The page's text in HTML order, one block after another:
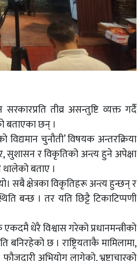
तीव्र असन्तुष्टि व्यक्त गर्दै
बताएका छन् ।
चुनौती’ विषयक अन्तरक्रिया
सुशासन र विकृतिको अन्त्य हुने अपेक्षा
बताए ।
सबै क्षेत्रका विकृतिहरू अन्त्य हुन्छन् र
बन्छ । तर यति छिट्टै टिकाटिप्पणी
धेरै विश्वास गरेको प्रधानमन्त्रीको
छ । राष्ट्रियताकै मामिलामा,